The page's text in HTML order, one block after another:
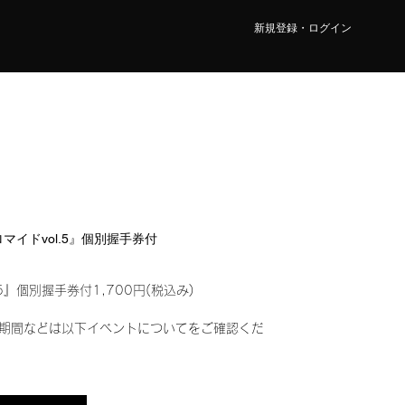
新規登録・ログイン
イドvol.5』個別握手券付
』個別握手券付1,700円(税込み)
間などは以下イベントについてをご確認くだ